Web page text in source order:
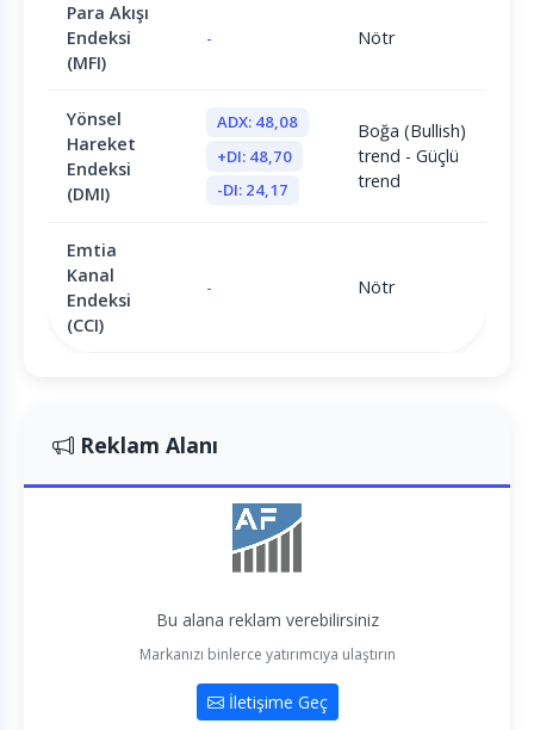
Para Akışı
Endeksi
(MFI)
- Nötr
Yönsel
Hareket
Endeksi
(DMI)
ADX: 48,08
+DI: 48,70
-DI: 24,17
Boğa (Bullish)
trend - Güçlü
trend
Emtia
Kanal
Endeksi
(CCI)
- Nötr
Reklam Alanı
Bu alana reklam verebilirsiniz
Markanızı binlerce yatırımcıya ulaştırın
İletişime Geç